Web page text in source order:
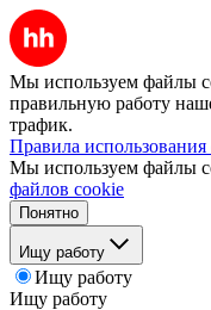
Мы используем файлы
правильную работу
трафик.
Правила
Мы используем файлы
файлов cookie
Понятно
Ищу работу
Ищу работу
Ищу работу